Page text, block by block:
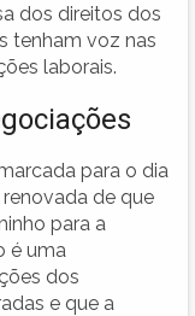
dos direitos dos
tenham voz nas
laborais.
para o dia
de que
para a
é uma
dos
e que a